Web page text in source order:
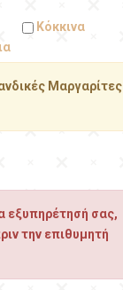
Κόκκινα
Μαργαρίτες
εξυπηρέτησή σας,
την επιθυμητή